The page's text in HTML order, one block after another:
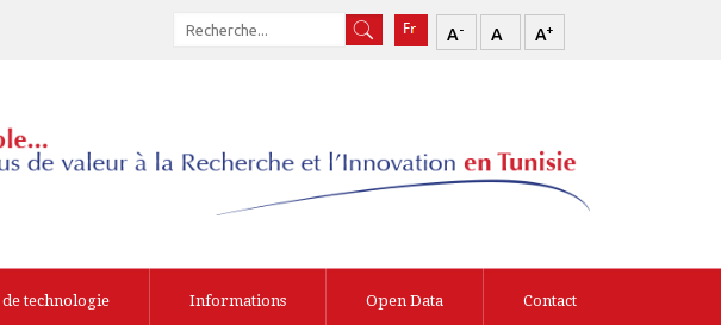
A- A A+
technologie Informations Open Data Contact